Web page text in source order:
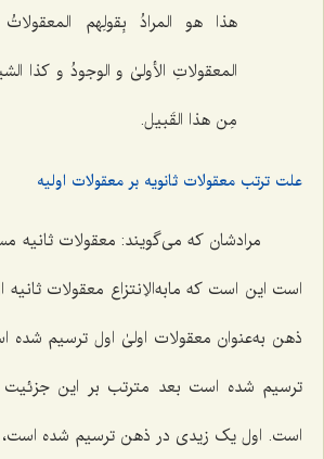
هذا هو المرادُ بِقولِهم
المعقولاتِ الأولىٰ و الوجودُ و کذا
مِن هذا القَبیل.
علت ترتب معقولات ثانویه بر معقولات اولیه
مرادشان که می‌گویند: معقولات ثانیه
است این است که مابه‌الاِنتزاع معقولات
ذهن به‌عنوان معقولات اولیٰ اول ترسیم شده
ترسیم شده است بعد مترتب بر این
است. اول یک زیدی در ذهن ترسیم شده است،